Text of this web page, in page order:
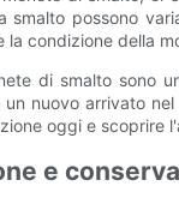
smalto possono
la condizione della
di smalto sono
nuovo arrivato
oggi e scoprire
e